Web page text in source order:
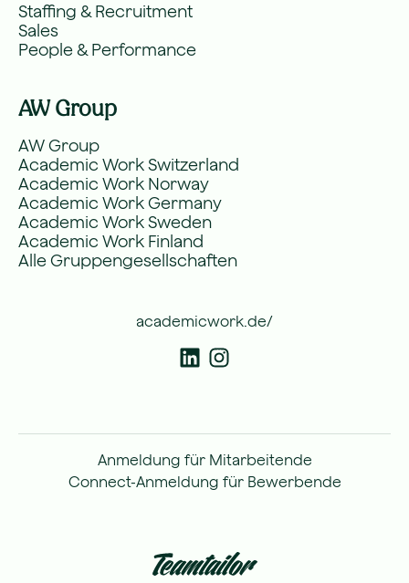
Staffing & Recruitment
Sales
People & Performance
AW Group
AW Group
Academic Work Switzerland
Academic Work Norway
Academic Work Germany
Academic Work Sweden
Academic Work Finland
Alle Gruppengesellschaften
academicwork.de/
Anmeldung für Mitarbeitende
Connect-Anmeldung für Bewerbende